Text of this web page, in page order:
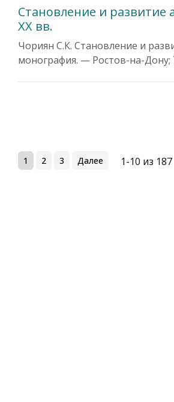
Становление и развитие
XX вв.
Чориян С.К. Становление и
монография. — Ростов-на-Дону;
1 2 3 Далее 1-10 из 187